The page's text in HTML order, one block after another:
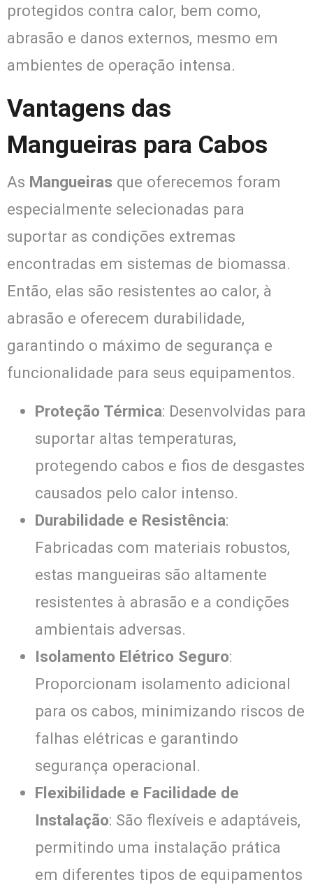
protegidos contra calor, bem como,
abrasão e danos externos, mesmo em
ambientes de operação intensa.
Vantagens das
Mangueiras para Cabos
As Mangueiras que oferecemos foram
especialmente selecionadas para
suportar as condições extremas
encontradas em sistemas de biomassa.
Então, elas são resistentes ao calor, à
abrasão e oferecem durabilidade,
garantindo o máximo de segurança e
funcionalidade para seus equipamentos.
Proteção Térmica: Desenvolvidas para
suportar altas temperaturas,
protegendo cabos e fios de desgastes
causados pelo calor intenso.
Durabilidade e Resistência:
Fabricadas com materiais robustos,
estas mangueiras são altamente
resistentes à abrasão e a condições
ambientais adversas.
Isolamento Elétrico Seguro:
Proporcionam isolamento adicional
para os cabos, minimizando riscos de
falhas elétricas e garantindo
segurança operacional.
Flexibilidade e Facilidade de
Instalação: São flexíveis e adaptáveis,
permitindo uma instalação prática
em diferentes tipos de equipamentos